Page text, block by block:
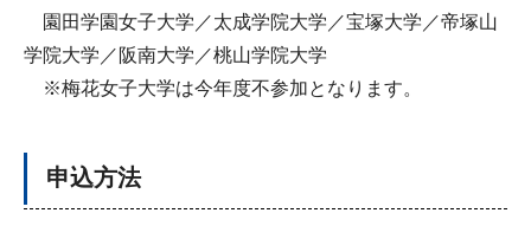
園田学園女子大学／太成学院大学／宝塚大学／帝塚山
学院大学／阪南大学／桃山学院大学
※梅花女子大学は今年度不参加となります。
申込方法